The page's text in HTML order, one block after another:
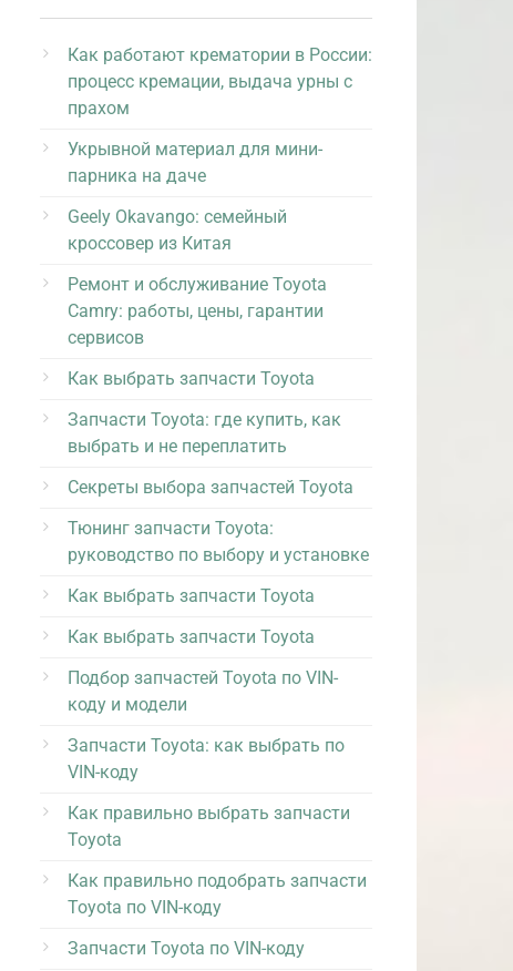
Как работают крематории в России:
процесс кремации, выдача урны с
прахом
Укрывной материал для мини-
парника на даче
Geely Okavango: семейный
кроссовер из Китая
Ремонт и обслуживание Toyota
Camry: работы, цены, гарантии
сервисов
Как выбрать запчасти Toyota
Запчасти Toyota: где купить, как
выбрать и не переплатить
Секреты выбора запчастей Toyota
Тюнинг запчасти Toyota:
руководство по выбору и установке
Как выбрать запчасти Toyota
Как выбрать запчасти Toyota
Подбор запчастей Toyota по VIN-
коду и модели
Запчасти Toyota: как выбрать по
VIN-коду
Как правильно выбрать запчасти
Toyota
Как правильно подобрать запчасти
Toyota по VIN-коду
Запчасти Toyota по VIN-коду